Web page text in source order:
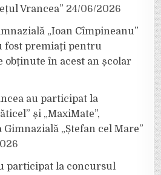
Vrancea” 24/06/2026
„Ioan Cîmpineanu”
fost premiați pentru
obținute în acest an școlar
au participat la
și „MaxiMate”,
Gimnazială „Ștefan cel Mare”
participat la concursul